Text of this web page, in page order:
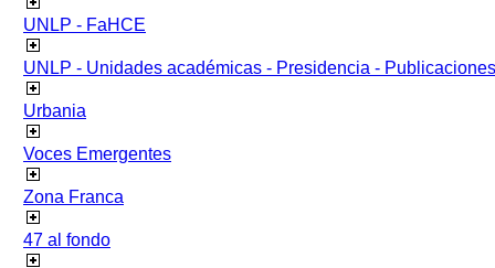
UNLP - FaHCE
UNLP - Unidades académicas - Presidencia - Publicaciones
Urbania
Voces Emergentes
Zona Franca
47 al fondo